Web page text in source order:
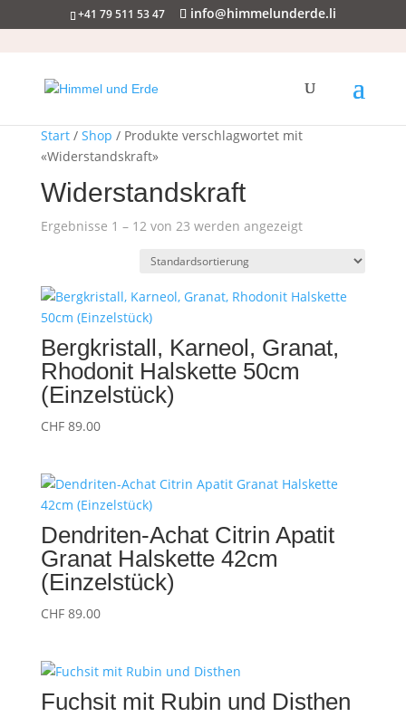
+41 79 511 53 47 info@himmelunderde.li
Start/ Shop / Produkte verschlagwortet mit
«Widerstandskraft»
Widerstandskraft
Ergebnisse 1 – 12 von 23 werden angezeigt
Bergkristall, Karneol, Granat,
Rhodonit Halskette 50cm
(Einzelstück)
CHF89.00
Dendriten-Achat Citrin Apatit
Granat Halskette 42cm
(Einzelstück)
CHF89.00
Fuchsit mit Rubin und Disthen